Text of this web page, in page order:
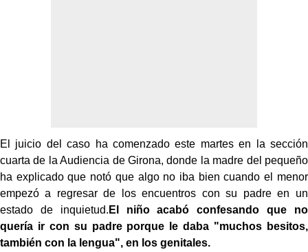
El juicio del caso ha comenzado este martes en la sección
cuarta de la Audiencia de Girona, donde la madre del pequeño
ha explicado que notó que algo no iba bien cuando el menor
empezó a regresar de los encuentros con su padre en un
estado de inquietud. El niño acabó confesando que no
quería ir con su padre porque le daba "muchos besitos,
también con la lengua", en los genitales.